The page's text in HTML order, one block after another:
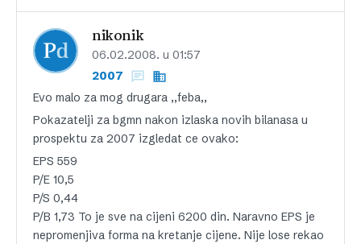
nikonik
06.02.2008. u 01:57
2007
Evo malo za mog drugara ,,feba,,
Pokazatelji za bgmn nakon izlaska novih bilanasa u
prospektu za 2007 izgledat ce ovako:
EPS 559
P/E 10,5
P/S 0,44
P/B 1,73 To je sve na cijeni 6200 din. Naravno EPS je
nepromenjiva forma na kretanje cijene. Nije lose rekao